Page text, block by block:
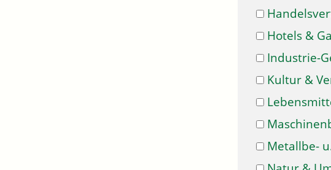
Hotels &
Industrie-
Kultur &
Metallbe-